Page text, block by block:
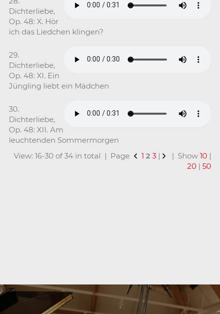
Dichterliebe,
Op. 48: X. Hör
ich das Liedchen klingen?
29.
Dichterliebe,
Op. 48: XI. Ein
Jüngling liebt ein Mädchen
30.
Dichterliebe,
Op. 48: XII. Am
leuchtenden Sommermorgen
View: 16-30 of 34 in total | Page
1 2 3 | | Show10 |
20 |50